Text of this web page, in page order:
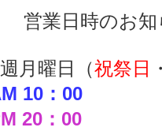
のお知
月曜日（祝祭日
10：00
20：00